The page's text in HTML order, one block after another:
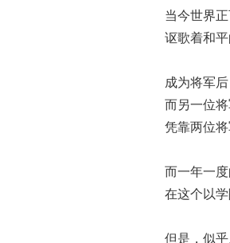
当今世界
讴歌着和
成为将军
而另一位
凭靠两位
而一年一
在这个以
但是，似